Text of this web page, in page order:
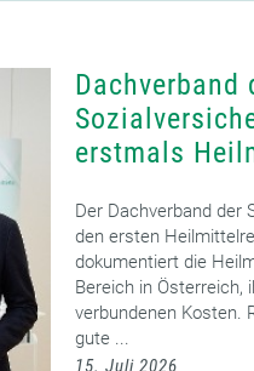
Dachverband
erstmals
Der Dachverband der
den ersten
dokumentiert die
Bereich in Österreich,
verbundenen Kosten.
gute ...
15. Juli 2026